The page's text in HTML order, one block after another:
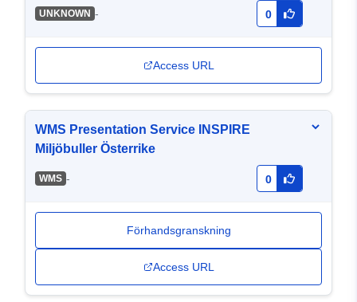
UNKNOWN - 0
Access URL
WMS Presentation Service INSPIRE
Miljöbuller Österrike
WMS - 0
Förhandsgranskning
Access URL